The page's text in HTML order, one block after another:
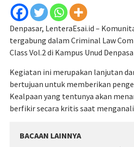
Denpasar, LenteraEsai.id –
tergabung dalam Criminal Law
Class Vol.2 di Kampus Unud
Kegiatan ini merupakan lanjutan
bertujuan untuk memberikan
Kealpaan yang tentunya akan
berfikir secara kritis saat
BACAAN LAINNYA